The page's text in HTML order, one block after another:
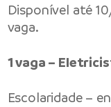
Disponível até
vaga.
1 vaga –
Escolaridade –